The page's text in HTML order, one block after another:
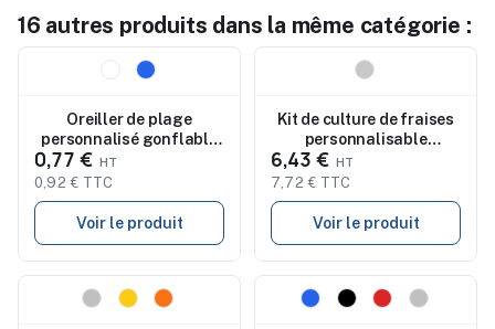
16 autres produits dans la même catégorie :
Oreiller de plage
personnalisé gonflable
SIESTA
0,77 €
0,92 € TTC
Voir le produit
Kit de culture de fraises
personnalisable
STRAWBERRY
6,43 €
7,72 € TTC
Voir le produit
Nouveau Nouveau